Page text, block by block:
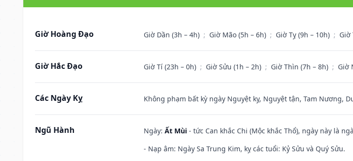
Giờ Hoàng Đạo Giờ Dần (3h – 4h) ; Giờ Mão (5h – 6h) ; Giờ Tỵ (9h – 10h) ; Giờ
Giờ Hắc Đạo Giờ Tí (23h – 0h) ; Giờ Sửu (1h – 2h) ; Giờ Thìn (7h – 8h) ; Giờ
Các Ngày Kỵ Không phạm bất kỳ ngày Nguyệt kỵ, Nguyệt tận, Tam Nương,
Ngũ Hành Ngày: Ất Mùi - tức Can khắc Chi (Mộc khắc Thổ), ngày này là
- Nạp âm: Ngày Sa Trung Kim, kỵ các tuổi: Kỷ Sửu và Quý Sửu.